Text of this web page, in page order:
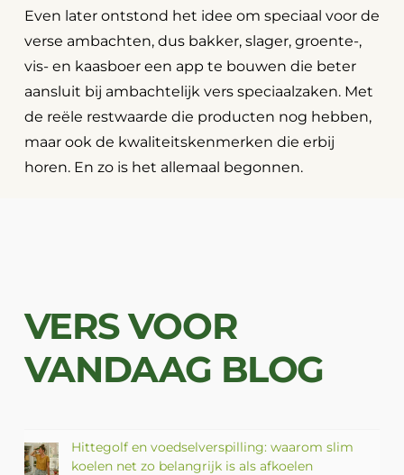
Even later ontstond het idee om speciaal voor de
verse ambachten, dus bakker, slager, groente-,
vis- en kaasboer een app te bouwen die beter
aansluit bij ambachtelijk vers speciaalzaken. Met
de reële restwaarde die producten nog hebben,
maar ook de kwaliteitskenmerken die erbij
horen. En zo is het allemaal begonnen.
VERS VOOR
VANDAAG BLOG
Hittegolf en voedselverspilling: waarom slim
koelen net zo belangrijk is als afkoelen